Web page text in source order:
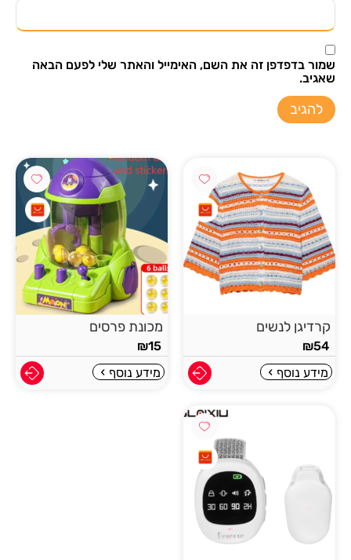
שמור בדפדפן זה את השם, האימייל והאתר שלי לפעם הבאה
שאגיב.
קרדיגן לנשים
₪54
מידע נוסף
מכונת פרסים
₪15
מידע נוסף